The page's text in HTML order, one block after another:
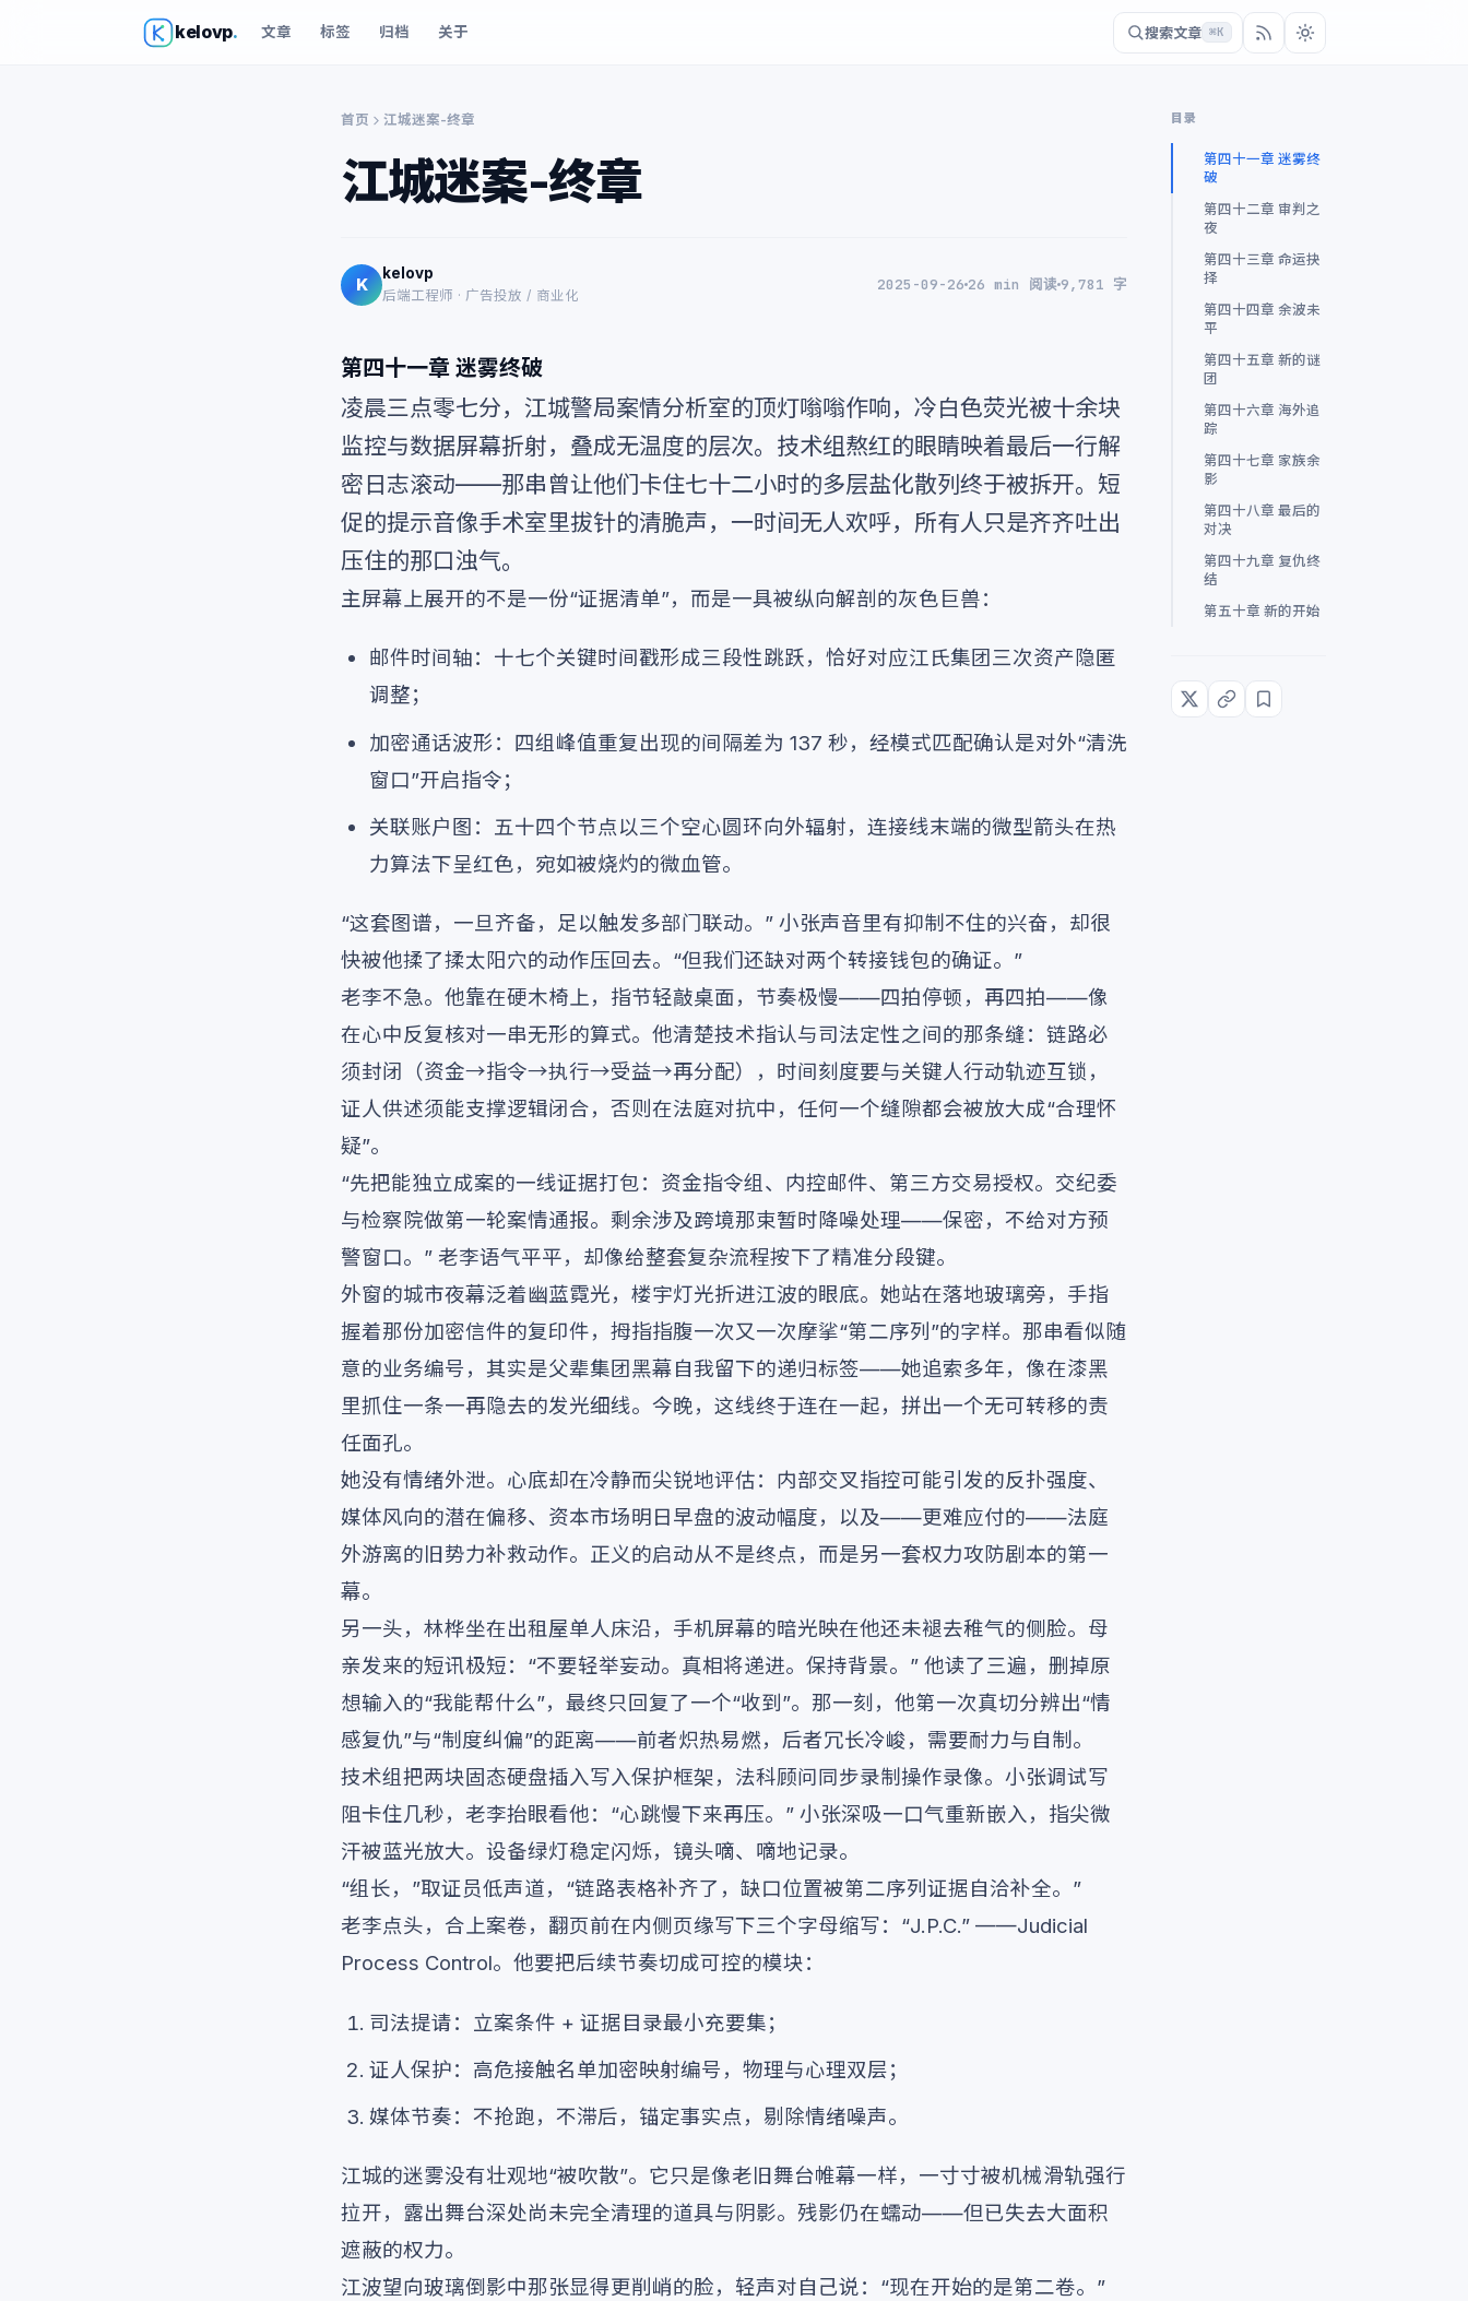
kelovp. 文章 标签 归档 关于 搜索文章 ⌘K
首页 江城迷案-终章
江城迷案-终章
K
kelovp
后端工程师 · 广告投放 / 商业化
2025-09-26 26 min 阅读9,781 字
第四十一章 迷雾终破
凌晨三点零七分，江城警局案情分析室的顶灯嗡嗡作响，冷白色荧光被十余块
监控与数据屏幕折射，叠成无温度的层次。技术组熬红的眼睛映着最后一行解
密日志滚动——那串曾让他们卡住七十二小时的多层盐化散列终于被拆开。短
促的提示音像手术室里拔针的清脆声，一时间无人欢呼，所有人只是齐齐吐出
压住的那口浊气。
主屏幕上展开的不是一份“证据清单”，而是一具被纵向解剖的灰色巨兽：
邮件时间轴：十七个关键时间戳形成三段性跳跃，恰好对应江氏集团三次资产隐匿
调整；
加密通话波形：四组峰值重复出现的间隔差为 137 秒，经模式匹配确认是对外“清洗
窗口”开启指令；
关联账户图：五十四个节点以三个空心圆环向外辐射，连接线末端的微型箭头在热
力算法下呈红色，宛如被烧灼的微血管。
“这套图谱，一旦齐备，足以触发多部门联动。” 小张声音里有抑制不住的兴奋，却很
快被他揉了揉太阳穴的动作压回去。“但我们还缺对两个转接钱包的确证。”
老李不急。他靠在硬木椅上，指节轻敲桌面，节奏极慢——四拍停顿，再四拍——像
在心中反复核对一串无形的算式。他清楚技术指认与司法定性之间的那条缝：链路必
须封闭（资金→指令→执行→受益→再分配），时间刻度要与关键人行动轨迹互锁，
证人供述须能支撑逻辑闭合，否则在法庭对抗中，任何一个缝隙都会被放大成“合理怀
疑”。
“先把能独立成案的一线证据打包：资金指令组、内控邮件、第三方交易授权。交纪委
与检察院做第一轮案情通报。剩余涉及跨境那束暂时降噪处理——保密，不给对方预
警窗口。” 老李语气平平，却像给整套复杂流程按下了精准分段键。
外窗的城市夜幕泛着幽蓝霓光，楼宇灯光折进江波的眼底。她站在落地玻璃旁，手指
握着那份加密信件的复印件，拇指指腹一次又一次摩挲“第二序列”的字样。那串看似随
意的业务编号，其实是父辈集团黑幕自我留下的递归标签——她追索多年，像在漆黑
里抓住一条一再隐去的发光细线。今晚，这线终于连在一起，拼出一个无可转移的责
任面孔。
她没有情绪外泄。心底却在冷静而尖锐地评估：内部交叉指控可能引发的反扑强度、
媒体风向的潜在偏移、资本市场明日早盘的波动幅度，以及——更难应付的——法庭
外游离的旧势力补救动作。正义的启动从不是终点，而是另一套权力攻防剧本的第一
幕。
另一头，林桦坐在出租屋单人床沿，手机屏幕的暗光映在他还未褪去稚气的侧脸。母
亲发来的短讯极短：“不要轻举妄动。真相将递进。保持背景。” 他读了三遍，删掉原
想输入的“我能帮什么”，最终只回复了一个“收到”。那一刻，他第一次真切分辨出“情
感复仇”与“制度纠偏”的距离——前者炽热易燃，后者冗长冷峻，需要耐力与自制。
技术组把两块固态硬盘插入写入保护框架，法科顾问同步录制操作录像。小张调试写
阻卡住几秒，老李抬眼看他：“心跳慢下来再压。” 小张深吸一口气重新嵌入，指尖微
汗被蓝光放大。设备绿灯稳定闪烁，镜头嘀、嘀地记录。
“组长，”取证员低声道，“链路表格补齐了，缺口位置被第二序列证据自洽补全。”
老李点头，合上案卷，翻页前在内侧页缘写下三个字母缩写：“J.P.C.” ——Judicial
Process Control。他要把后续节奏切成可控的模块：
司法提请：立案条件 + 证据目录最小充要集；
证人保护：高危接触名单加密映射编号，物理与心理双层；
媒体节奏：不抢跑，不滞后，锚定事实点，剔除情绪噪声。
江城的迷雾没有壮观地“被吹散”。它只是像老旧舞台帷幕一样，一寸寸被机械滑轨强行
拉开，露出舞台深处尚未完全清理的道具与阴影。残影仍在蠕动——但已失去大面积
遮蔽的权力。
江波望向玻璃倒影中那张显得更削峭的脸，轻声对自己说：“现在开始的是第二卷。”
目录
第四十一章 迷雾终
破
第四十二章 审判之
夜
第四十三章 命运抉
择
第四十四章 余波未
平
第四十五章 新的谜
团
第四十六章 海外追
踪
第四十七章 家族余
影
第四十八章 最后的
对决
第四十九章 复仇终
结
第五十章 新的开始